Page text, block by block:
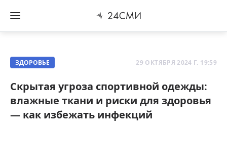
ЗДОРОВЬЕ 29 ОКТЯБРЯ 2024 Г. 19:59
Скрытая угроза спортивной одежды:
влажные ткани и риски для здоровья
— как избежать инфекций